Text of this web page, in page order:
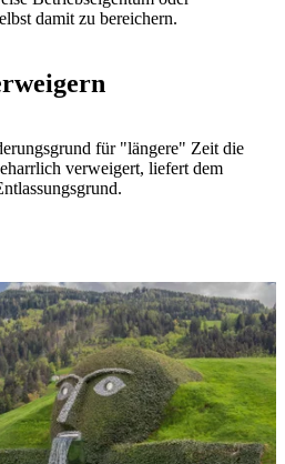
damit zu bereichern.
für "längere" Zeit die
verweigert, liefert dem